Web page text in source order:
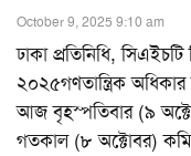
October 9, 2025 9:10 am
ঢাকা প্রতিনিধি,
২০২৫গণতান্ত্রিক
আজ বৃহস্পতিবার (৯
গতকাল (৮ অক্টোবর)